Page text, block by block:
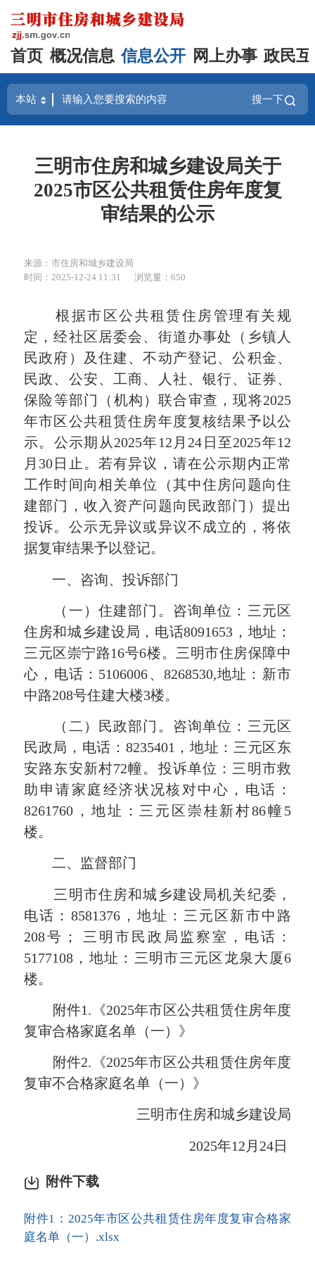
首页 概况信息 信息公开 网上办事 政民
搜一下
三明市住房和城乡建设局关于
2025市区公共租赁住房年度复
审结果的公示
来源：市住房和城乡建设局
时间：2025-12-24 11:31
浏览量：650
根据市区公共租赁住房管理有关规
定，经社区居委会、街道办事处（乡镇人
民政府）及住建、不动产登记、公积金、
民政、公安、工商、人社、银行、证券、
保险等部门（机构）联合审查，现将2025
年市区公共租赁住房年度复核结果予以公
示。公示期从2025年12月24日至2025年12
月30日止。若有异议，请在公示期内正常
工作时间向相关单位（其中住房问题向住
建部门，收入资产问题向民政部门）提出
投诉。公示无异议或异议不成立的，将依
据复审结果予以登记。
一、咨询、投诉部门
（一）住建部门。咨询单位：三元区
住房和城乡建设局，电话8091653，地址：
三元区崇宁路16号6楼。三明市住房保障中
心，电话：5106006、8268530,地址：新市
中路208号住建大楼3楼。
（二）民政部门。咨询单位：三元区
民政局，电话：8235401，地址：三元区东
安路东安新村72幢。投诉单位：三明市救
助申请家庭经济状况核对中心，电话：
8261760，地址：三元区崇桂新村86幢5
楼。
二、监督部门
三明市住房和城乡建设局机关纪委，
电话：8581376，地址：三元区新市中路
208号； 三明市民政局监察室，电话：
5177108，地址：三明市三元区龙泉大厦6
楼。
附件1.《2025年市区公共租赁住房年度
复审合格家庭名单（一）》
附件2.《2025年市区公共租赁住房年度
复审不合格家庭名单（一）》
三明市住房和城乡建设局
2025年12月24日
附件下载
附件1：2025年市区公共租赁住房年度复审合格家
庭名单（一）.xlsx